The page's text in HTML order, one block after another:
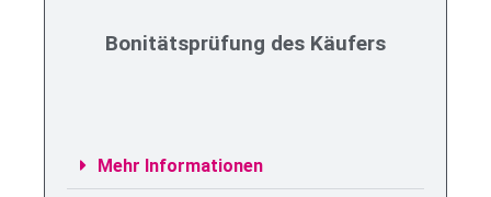
Bonitätsprüfung des Käufers
Mehr Informationen